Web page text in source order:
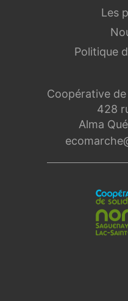
Coopérative
428
Alma
Les
Politique